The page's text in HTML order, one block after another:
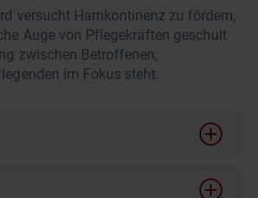
versucht Harnkontinenz zu fördern,
Auge von Pflegekräften geschult
zwischen Betroffenen,
im Fokus steht.